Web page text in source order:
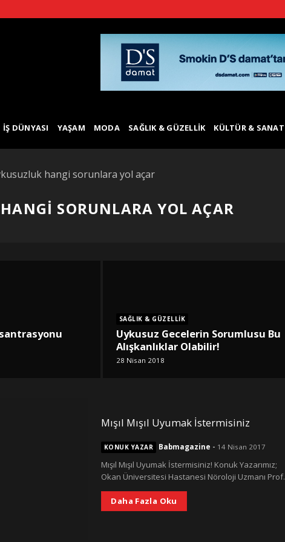
İŞ DÜNYASI YAŞAM MODA SAĞLIK & GÜZELLIK KÜLTÜR & SANAT
hangi sorunlara yol açar
SORUNLARA YOL AÇAR
SAĞLIK & GÜZELLIK
Uykusuz Gecelerin Sorumlusu Bu
Alışkanlıklar Olabilir!
28 Nisan 2018
Mışıl Mışıl Uyumak İstermisiniz
KONUK YAZAR Babmagazine - 14 Nisan 2017
Mışıl Mışıl Uyumak İstermisiniz! Konuk Yazarımız;
Okan Üniversitesi Hastanesi Nöroloji Uzmanı Prof.
Daha Fazla Oku